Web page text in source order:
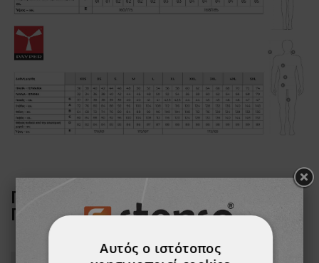
ΠΕΛΆΤΕΣ ΠΟΥ ΑΓΌΡΑΣΑΝ ΑΥΤΌ ΤΟ
ΠΡΟΪΌΝ, ΑΓΌΡΑΣΑΝ ΕΠΊΣΗΣ:
Αυτός ο ιστότοπος